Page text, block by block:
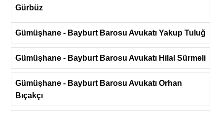
Gürbüz
Gümüşhane - Bayburt Barosu Avukatı Yakup Tuluğ
Gümüşhane - Bayburt Barosu Avukatı Hilal Sürmeli
Gümüşhane - Bayburt Barosu Avukatı Orhan
Bıçakçı